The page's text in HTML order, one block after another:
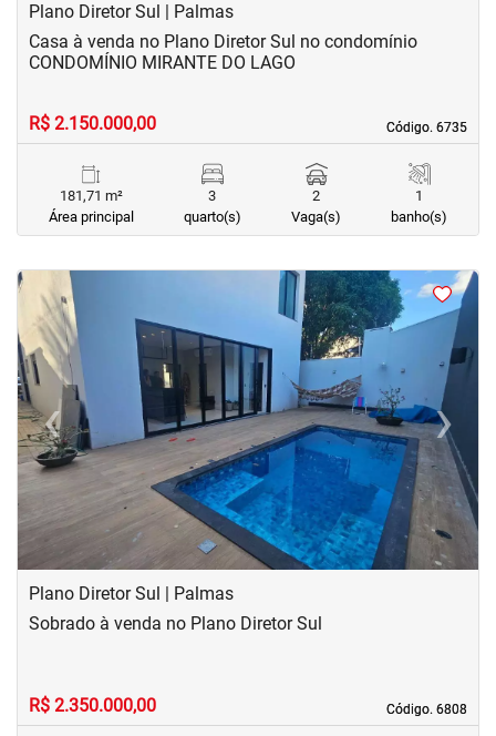
Plano Diretor Sul | Palmas
Código. 6735
Código. 6735
Casa à venda no Plano Diretor Sul no condomínio
CONDOMÍNIO MIRANTE DO LAGO
R$ 2.150.000,00
181,71 m²
Área principal
3
quarto(s)
2
Vaga(s)
1
banho(s)
<
‹Previous ›Next
Plano Diretor Sul | Palmas
Código. 6808
Código. 6808
Sobrado à venda no Plano Diretor Sul
R$ 2.350.000,00